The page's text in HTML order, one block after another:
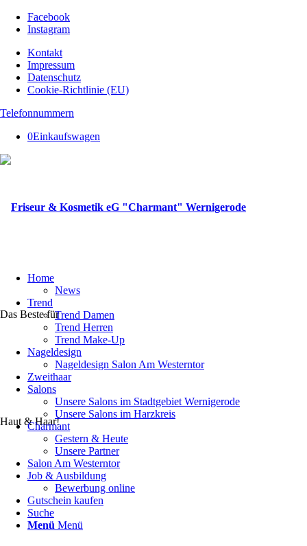
Facebook
Instagram
Kontakt
Impressum
Datenschutz
Cookie-Richtlinie (EU)
Telefonnummern
0Einkaufswagen
Das Beste für
Haut & Haar!
Home
News
Trend
Trend Damen
Trend Herren
Trend Make-Up
Nageldesign
Nageldesign Salon Am Westerntor
Zweithaar
Salons
Unsere Salons im Stadtgebiet Wernigerode
Unsere Salons im Harzkreis
Charmant
Gestern & Heute
Unsere Partner
Salon Am Westerntor
Job & Ausbildung
Bewerbung online
Gutschein kaufen
Suche
Menü Menü